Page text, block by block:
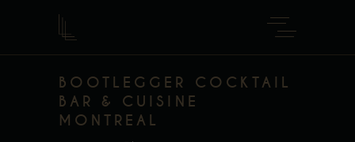
BOOTLEGGER COCKTAIL
BAR & CUISINE
MONTREAL